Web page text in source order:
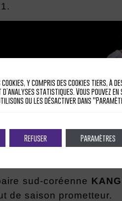
sud-coréenne
de saison prometteur.
y compris des cookies tiers, à
statistiques. Vous pouvez
ou les désactiver dans
Refuser Paramètres